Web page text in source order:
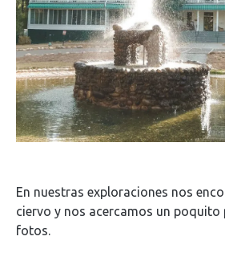
En nuestras exploraciones nos
ciervo y nos acercamos un poquito
fotos.